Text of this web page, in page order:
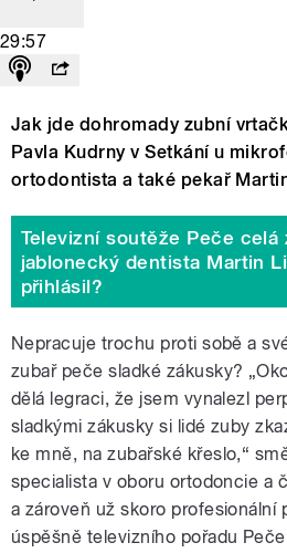
29:57
Jak jde dohromady zubní
Pavla Kudrny v Setkání u
ortodontista a také pekař
Televizní soutěže Peče
jablonecký dentista Martin
přihlásil?
Nepracuje trochu proti sobě a
zubař peče sladké zákusky?
dělá legraci, že jsem vynalezl
sladkými zákusky si lidé zuby
ke mně, na zubařské křeslo,“
specialista v oboru ortodoncie a
a zároveň už skoro profesionální
úspěšně televizního pořadu